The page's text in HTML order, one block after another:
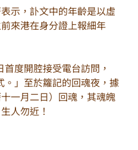
示，訃文中的年齡是以虛
來港在身分證上報細年
度開腔接受電台訪問，
」至於籮記的回魂夜，據
一月二日）回魂，其魂魄
人勿近！